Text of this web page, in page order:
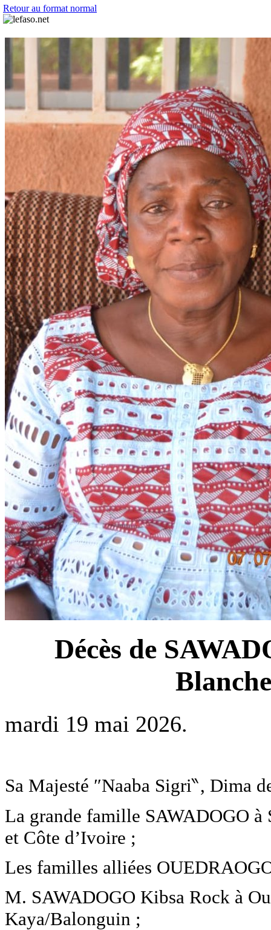
Retour au format normal
Décès de
mardi 19 mai 2026.
Sa Majesté ″Naaba Sigri‶, Dima
La grande famille SAWADOGO à
et Côte d’Ivoire ;
Les familles alliées
M. SAWADOGO Kibsa Rock à
Kaya/Balonguin ;